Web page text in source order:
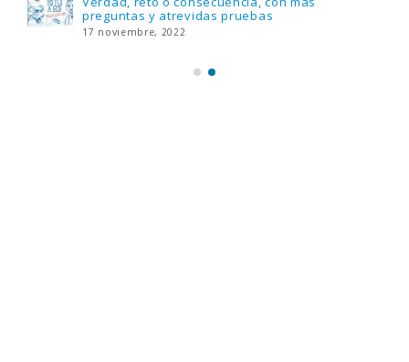
preguntas y atrevidas pruebas
17 noviembre, 2022